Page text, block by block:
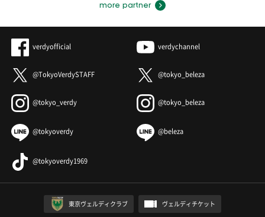
more partner
verdyofficial verdychannel
@TokyoVerdySTAFF @tokyo_beleza
@tokyo_verdy @tokyo_beleza
@tokyoverdy @beleza
@tokyoverdy1969
東京ヴェルディクラブ ヴェルディチケット